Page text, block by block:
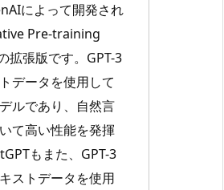
によって開発され
Pre-training
張版です。GPT-3
データを使用して
ルであり、自然言
て高い性能を発揮
もまた、GPT-3
ストデータを使用